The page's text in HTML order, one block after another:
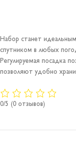
Набор станет
спутником в любых
Регулируемая посадка
позволяют удобно
0/5 (0 отзывов)